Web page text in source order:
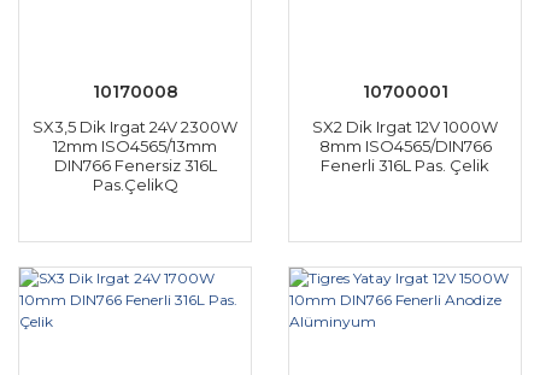
10170008
SX3,5 Dik Irgat 24V 2300W
12mm ISO4565/13mm
DIN766 Fenersiz 316L
Pas.ÇelikQ
10700001
SX2 Dik Irgat 12V 1000W
8mm ISO4565/DIN766
Fenerli 316L Pas. Çelik